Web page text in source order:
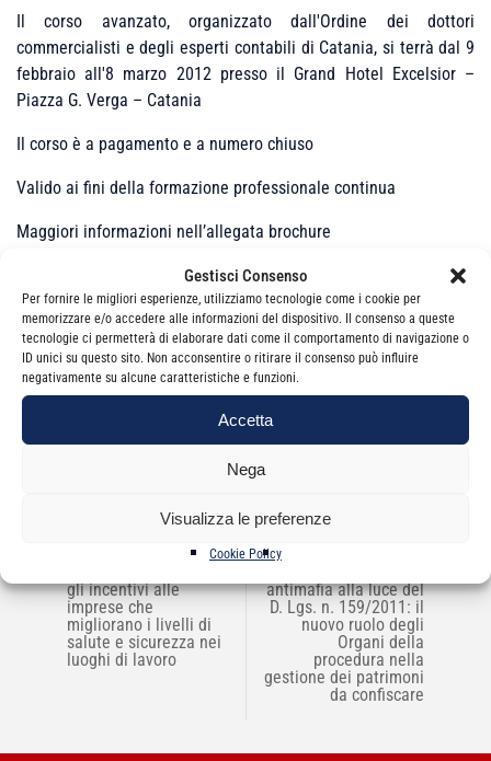
Gestisci Consenso
Per fornire le migliori esperienze, utilizziamo tecnologie come i cookie per
memorizzare e/o accedere alle informazioni del dispositivo. Il consenso a queste
tecnologie ci permetterà di elaborare dati come il comportamento di navigazione o
ID unici su questo sito. Non acconsentire o ritirare il consenso può influire
negativamente su alcune caratteristiche e funzioni.
Accetta
Nega
Visualizza le preferenze
Cookie Policy
Il corso avanzato, organizzato dall'Ordine dei dottori
commercialisti e degli esperti contabili di Catania, si terrà dal 9
febbraio all'8 marzo 2012 presso il Grand Hotel Excelsior –
Piazza G. Verga – Catania
Il corso è a pagamento e a numero chiuso
Valido ai fini della formazione professionale continua
Maggiori informazioni nell’allegata brochure
Non sono presenti appuntamenti per questo
evento.
ARTICOLIgli incentivi alle
imprese che
migliorano i livelli di
salute e sicurezza nei
luoghi di lavoro
antimafia alla luce del
D. Lgs. n. 159/2011: il
nuovo ruolo degli
Organi della
procedura nella
gestione dei patrimoni
da confiscare